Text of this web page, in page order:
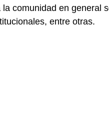
comunidad en general
entre otras.